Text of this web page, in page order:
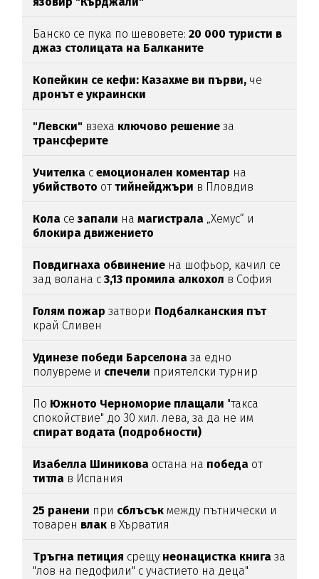
Банско се пука по шевовете:20 000 туристи в
джаз столицата на Балканите
Копейкин се кефи: Казахме ви първи, че
дронът е украински
"Левски" взеха ключово решение за
трансферите
Учителка семоционален коментар на
убийството оттийнейджъри в Пловдив
Кола сезапали намагистрала „Хемус“ и
блокира движението
Повдигнаха обвинение на шофьор, качил се
зад волана с3,13 промила алкохол в София
Голям пожар затвори Подбалканския път
край Сливен
Удинезе победи Барселона за едно
полувреме и спечели приятелски турнир
По Южното Черноморие плащали "такса
спокойствие" до 30 хил. лева, за да не им
спират водата (подробности)
Изабелла Шиникова остана на победа от
титла в Испания
25 ранени при сблъсък между пътнически и
товарен влак в Хърватия
Тръгна петиция срещу неонацистка книга за
"лов на педофили" с участието на деца"